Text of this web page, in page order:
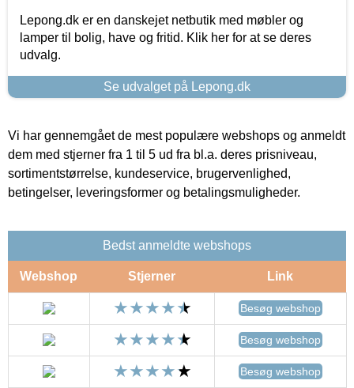
Lepong.dk er en danskejet netbutik med møbler og
lamper til bolig, have og fritid. Klik her for at se deres
udvalg.
Se udvalget på Lepong.dk
Vi har gennemgået de mest populære webshops og anmeldt
dem med stjerner fra 1 til 5 ud fra bl.a. deres prisniveau,
sortimentstørrelse, kundeservice, brugervenlighed,
betingelser, leveringsformer og betalingsmuligheder.
Bedst anmeldte webshops
Webshop Stjerner Link
Besøg webshop
Besøg webshop
Besøg webshop